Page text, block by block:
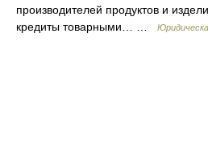
производителей продуктов и
кредиты товарными… …